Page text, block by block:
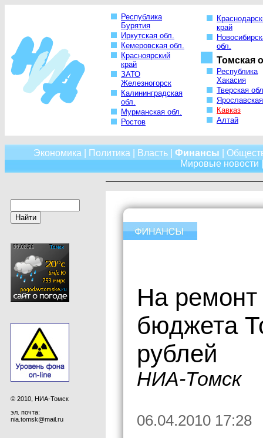
Республика
Бурятия
Иркутская обл.
Кемеровская обл.
Красноярский
край
ЗАТО
Железногорск
Калининградская
обл.
Мурманская обл.
Ростов
край
обл.
Томская
Республика
Хакасия
Тверская
Кавказ
Алтай
Экономика Политика Власть| Финансы
Мировые новости
© 2010, НИА-Томск
эл. почта:
nia.tomsk@mail.ru
На ремонт
бюджета
рублей
НИА-Томск
06.04.2010 17:28